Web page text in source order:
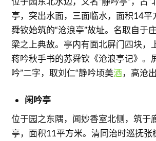
亭，突出水面，三面临水，面积14平
舜钦始筑的“沧浪亭”故址。名取自于
梁之上典故。亭内有面北屏门四块，
蒋吟秋手书的苏舜钦《沧浪亭记》。
吟”二字，取刘仁“静吟顷美酒，高沧
闲吟亭
位于园之东隅，闻妙香室北侧，筑于
亭，面积11平方米。清同治时巡抚张